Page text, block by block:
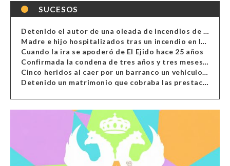
SUCESOS
Detenido el autor de una oleada de incendios de contenedores en Almería
Madre e hijo hospitalizados tras un incendio en la cocina de una vivienda en Almería
Cuando la ira se apoderó de El Ejido hace 25 años
Confirmada la condena de tres años y tres meses al hombre de Antas acusado de xenofobia
Cinco heridos al caer por un barranco un vehículo en Alcolea
Detenido un matrimonio que cobraba las prestaciones de ilegales en Almería, Granada, Málaga, Huelva y Murcia